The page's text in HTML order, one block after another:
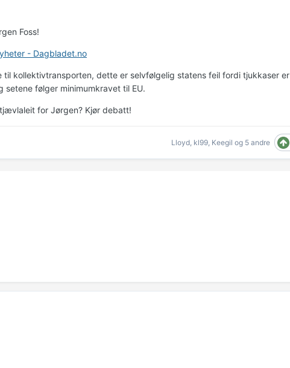
Foss!
- Dagbladet.no
til kollektivtransporten, dette er selvfølgelig statens feil fordi tjukkaser er
følger minimumkravet til EU.
for Jørgen? Kjør debatt!
Lloyd kl99 Keegil og 5 andre